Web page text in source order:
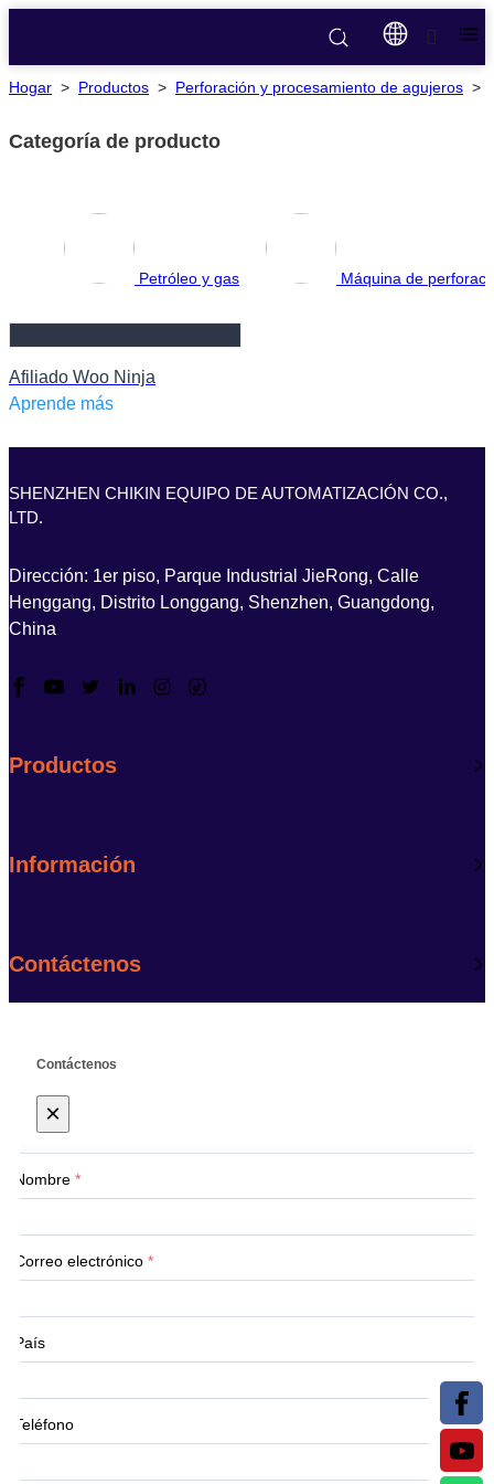
Hogar > Productos > Perforación y procesamiento de agujeros >
Categoría de producto
Petróleo y gas Máquina de
Afiliado Woo Ninja
Aprende más
SHENZHEN CHIKIN EQUIPO DE AUTOMATIZACIÓN CO.,
LTD.
Dirección: 1er piso, Parque Industrial JieRong, Calle
Henggang, Distrito Longgang, Shenzhen, Guangdong,
China
Productos
Información
Contáctenos
Contáctenos
×
Nombre *
Correo electrónico *
País
Teléfono